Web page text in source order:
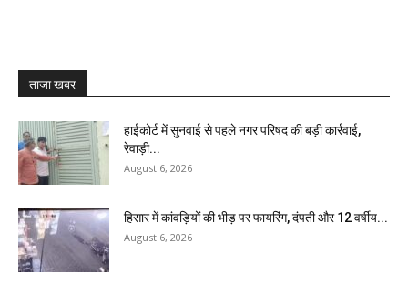
ताजा खबर
हाईकोर्ट में सुनवाई से पहले नगर परिषद की बड़ी कार्रवाई,
रेवाड़ी...
August 6, 2026
हिसार में कांवड़ियों की भीड़ पर फायरिंग, दंपती और 12 वर्षीय...
August 6, 2026